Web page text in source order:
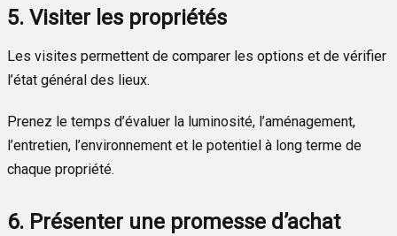
5. Visiter les propriétés
Les visites permettent de comparer les options et de vérifier
l’état général des lieux.
Prenez le temps d’évaluer la luminosité, l’aménagement,
l’entretien, l’environnement et le potentiel à long terme de
chaque propriété.
6. Présenter une promesse d’achat